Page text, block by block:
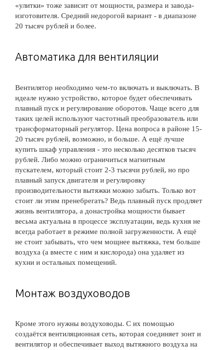
«улитки» тоже зависит от мощности, размера и завода-
изготовителя. Средний недорогой вариант - в диапазоне
20 тысяч рублей и более.
Автоматика для вентиляции
Вентилятор необходимо чем-то включать и выключать. В
идеале нужно устройство, которое будет обеспечивать
плавный пуск и регулирование оборотов. Чаще всего для
таких целей используют частотный преобразователь или
трансформаторный регулятор. Цена вопроса в районе 15-
20 тысяч рублей, возможно, и больше. А ещё лучше
купить шкаф управления - это несколько десятков тысяч
рублей. Либо можно ограничиться магнитным
пускателем, который стоит 2-3 тысячи рублей, но про
плавный запуск двигателя и регулировку
производительности вытяжки можно забыть. Только вот
стоит ли этим пренебрегать? Ведь плавный пуск продляет
жизнь вентилятора, а донастройка мощности бывает
весьма актуальна в процессе эксплуатации, ведь кухня не
всегда работает в режиме полной загруженности. А ещё
не стоит забывать, что чем мощнее вытяжка, тем больше
воздуха (а вместе с ним и кислорода) она удаляет из
кухни и остальных помещений.
Монтаж воздуховодов
Кроме этого нужны воздуховоды. С их помощью
создаётся вентиляционная сеть, которая соединяет зонт и
вентилятор и обеспечивает выход вытяжного воздуха на